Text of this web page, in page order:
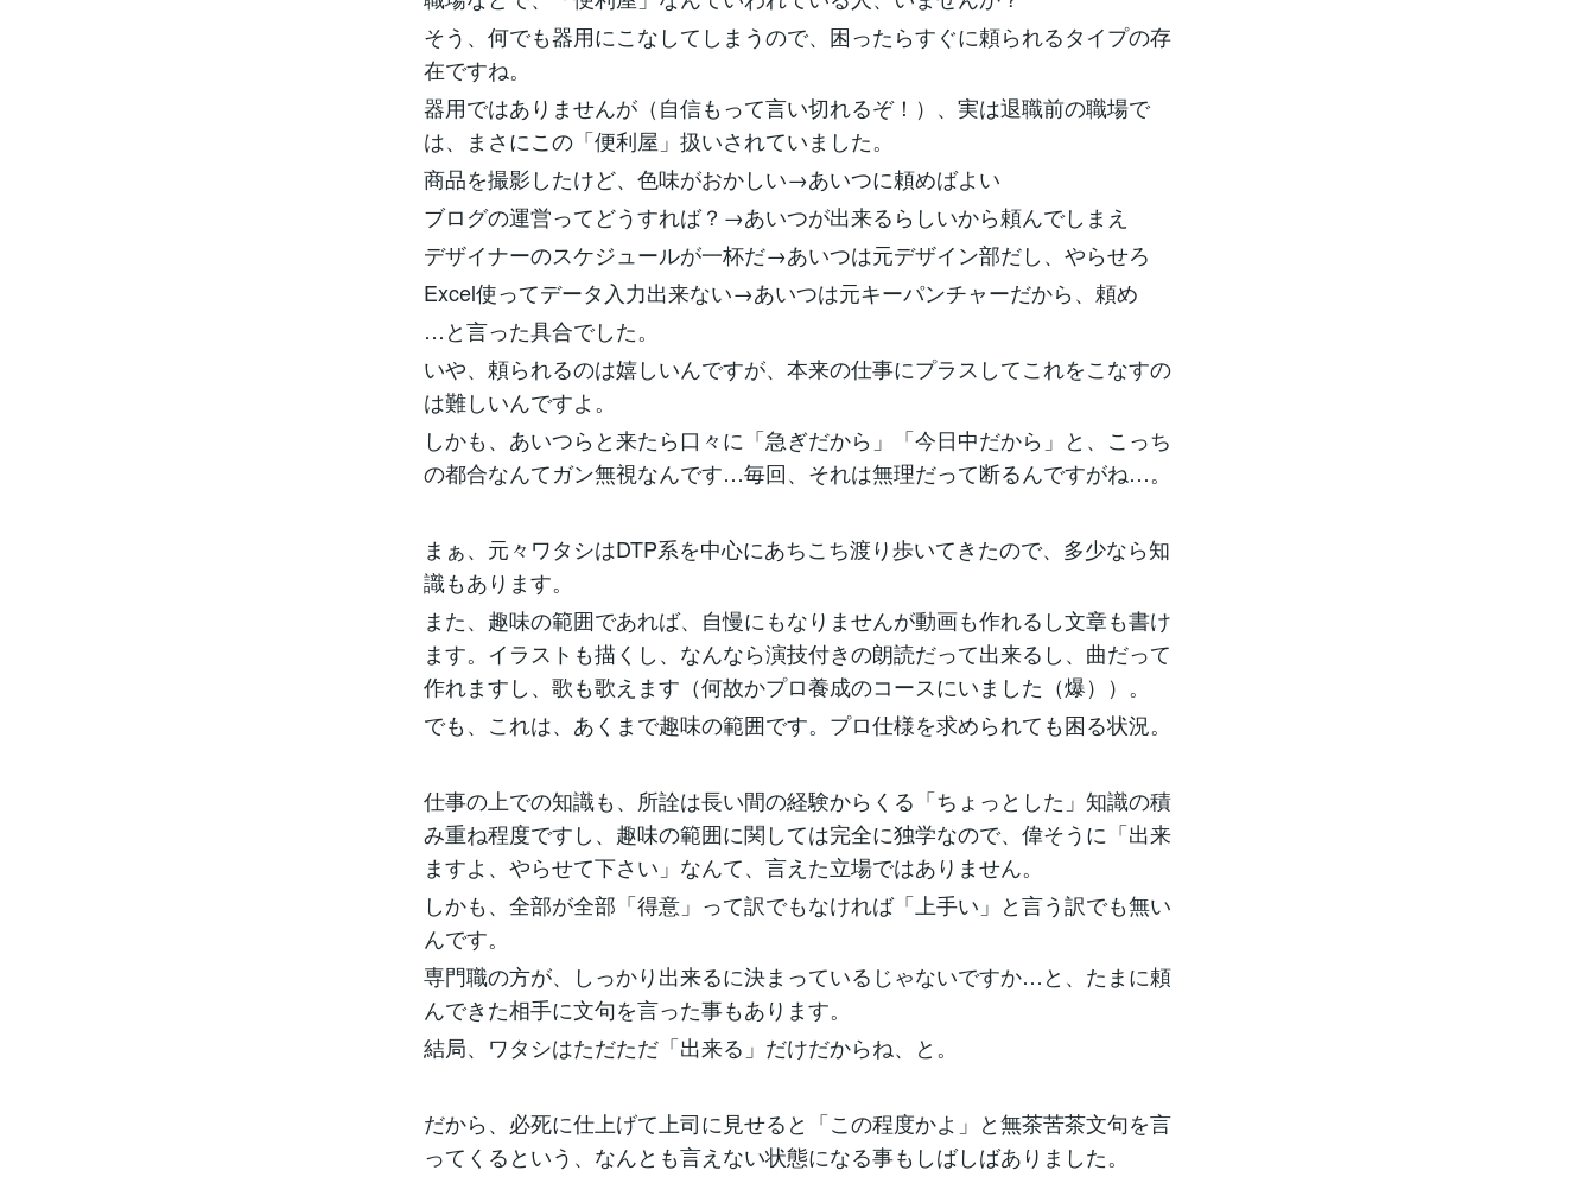
そう、何でも器用にこなしてしまうので、困ったらすぐに頼られるタイプの存
在ですね。
器用ではありませんが（自信もって言い切れるぞ！）、実は退職前の職場で
は、まさにこの「便利屋」扱いされていました。
商品を撮影したけど、色味がおかしい→あいつに頼めばよい
ブログの運営ってどうすれば？→あいつが出来るらしいから頼んでしまえ
デザイナーのスケジュールが一杯だ→あいつは元デザイン部だし、やらせろ
Excel使ってデータ入力出来ない→あいつは元キーパンチャーだから、頼め
…と言った具合でした。
いや、頼られるのは嬉しいんですが、本来の仕事にプラスしてこれをこなすの
は難しいんですよ。
しかも、あいつらと来たら口々に「急ぎだから」「今日中だから」と、こっち
の都合なんてガン無視なんです…毎回、それは無理だって断るんですがね…。
まぁ、元々ワタシはDTP系を中心にあちこち渡り歩いてきたので、多少なら知
識もあります。
また、趣味の範囲であれば、自慢にもなりませんが動画も作れるし文章も書け
ます。イラストも描くし、なんなら演技付きの朗読だって出来るし、曲だって
作れますし、歌も歌えます（何故かプロ養成のコースにいました（爆））。
でも、これは、あくまで趣味の範囲です。プロ仕様を求められても困る状況。
仕事の上での知識も、所詮は長い間の経験からくる「ちょっとした」知識の積
み重ね程度ですし、趣味の範囲に関しては完全に独学なので、偉そうに「出来
ますよ、やらせて下さい」なんて、言えた立場ではありません。
しかも、全部が全部「得意」って訳でもなければ「上手い」と言う訳でも無い
んです。
専門職の方が、しっかり出来るに決まっているじゃないですか…と、たまに頼
んできた相手に文句を言った事もあります。
結局、ワタシはただただ「出来る」だけだからね、と。
だから、必死に仕上げて上司に見せると「この程度かよ」と無茶苦茶文句を言
ってくるという、なんとも言えない状態になる事もしばしばありました。